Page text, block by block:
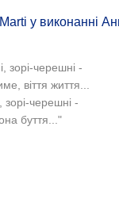
у виконанні
зорі-черешні -
віття життя...
зорі-черешні -
буття..."